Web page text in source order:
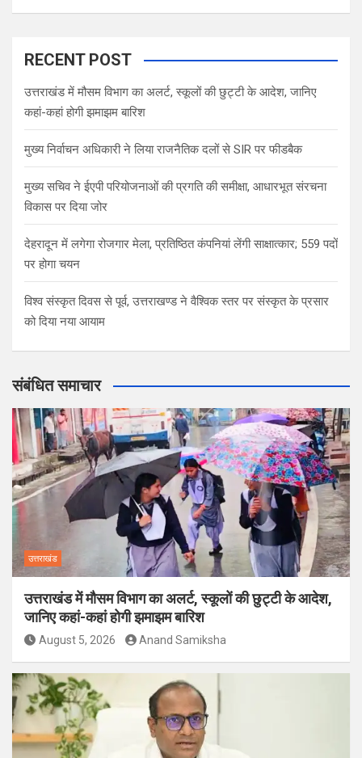
RECENT POST
उत्तराखंड में मौसम विभाग का अलर्ट, स्कूलों की छुट्टी के आदेश, जानिए
कहां-कहां होगी झमाझम बारिश
मुख्य निर्वाचन अधिकारी ने लिया राजनैतिक दलों से SIR पर फीडबैक
मुख्य सचिव ने ईएपी परियोजनाओं की प्रगति की समीक्षा, आधारभूत संरचना
विकास पर दिया जोर
देहरादून में लगेगा रोजगार मेला, प्रतिष्ठित कंपनियां लेंगी साक्षात्कार; 559 पदों
पर होगा चयन
विश्व संस्कृत दिवस से पूर्व, उत्तराखण्ड ने वैश्विक स्तर पर संस्कृत के प्रसार
को दिया नया आयाम
संबंधित समाचार
उत्तराखंड
उत्तराखंड में मौसम विभाग का अलर्ट, स्कूलों की छुट्टी के आदेश,
जानिए कहां-कहां होगी झमाझम बारिश
August 5, 2026 Anand Samiksha